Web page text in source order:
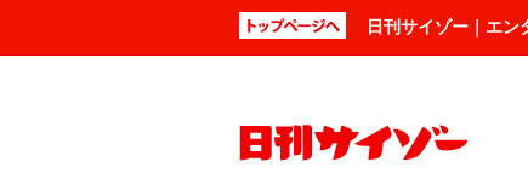
日刊サイゾー｜エ